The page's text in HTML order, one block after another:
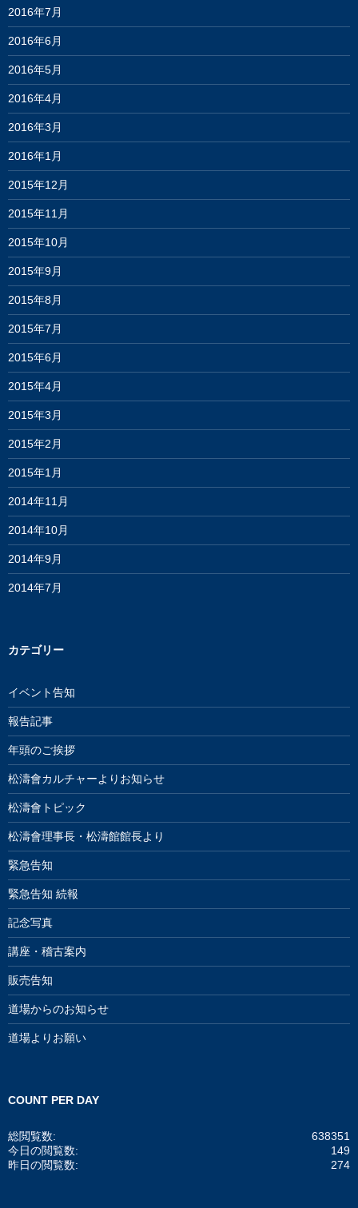
2016年7月
2016年6月
2016年5月
2016年4月
2016年3月
2016年1月
2015年12月
2015年11月
2015年10月
2015年9月
2015年8月
2015年7月
2015年6月
2015年4月
2015年3月
2015年2月
2015年1月
2014年11月
2014年10月
2014年9月
2014年7月
カテゴリー
イベント告知
報告記事
年頭のご挨拶
松濤會カルチャーよりお知らせ
松濤會トピック
松濤會理事長・松濤館館長より
緊急告知
緊急告知 続報
記念写真
講座・稽古案内
販売告知
道場からのお知らせ
道場よりお願い
COUNT PER DAY
638351
総閲覧数:
149
今日の閲覧数:
274
昨日の閲覧数: